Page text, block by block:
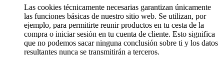
Las cookies técnicamente necesarias garantizan únicamente
las funciones básicas de nuestro sitio web. Se utilizan, por
ejemplo, para permitirte reunir productos en tu cesta de la
compra o iniciar sesión en tu cuenta de cliente. Esto significa
que no podemos sacar ninguna conclusión sobre ti y los datos
resultantes nunca se transmitirán a terceros.